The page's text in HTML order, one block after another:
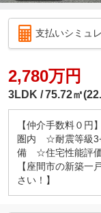
支払いシミュ
2,780万円
3LDK 75.72㎡
【仲介手数料０
圏内 ☆耐震等級
備 ☆住宅性能評
【座間市の新築一
さい！】